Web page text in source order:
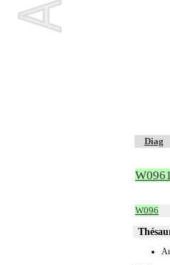
Diag
W096